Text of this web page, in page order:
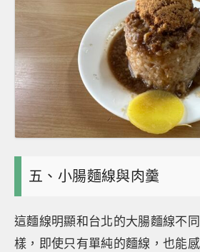
五、小腸麵線與肉羹
這麵線明顯和台北的大腸麵線不
樣，即使只有單純的麵線，也能